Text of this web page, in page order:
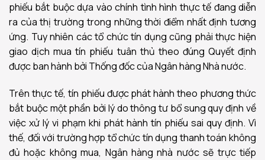
phiếu bắt buộc dựa vào chính tình hình thực tế đang diễn
ra của thị trường trong những thời điểm nhất định tương
ứng. Tuy nhiên các tổ chức tín dụng cũng phải thực hiện
giao dịch mua tín phiếu tuân thủ theo đúng Quyết định
được ban hành bởi Thống đốc của Ngân hàng Nhà nước.
Trên thực tế, tín phiếu được phát hành theo phương thức
bắt buộc một phần bởi lý do thông tư bổ sung quy định về
việc xử lý vi phạm khi phát hành tín phiếu sai quy định. Vì
thế, đối với trường hợp tổ chức tín dụng thanh toán không
đủ hoặc không mua, Ngân hàng nhà nước sẽ trực tiếp